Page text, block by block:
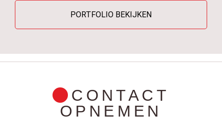
PORTFOLIO BEKIJKEN
CONTACT
OPNEMEN